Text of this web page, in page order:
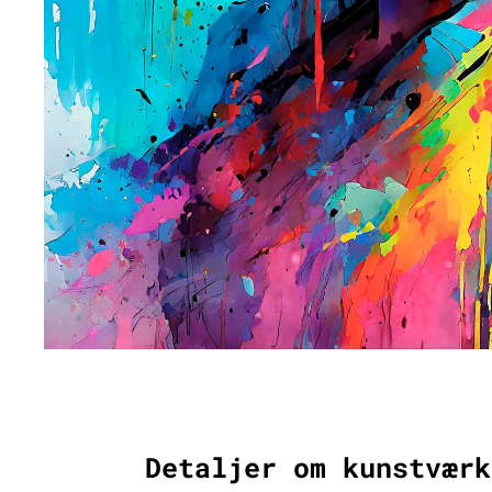
Detaljer om